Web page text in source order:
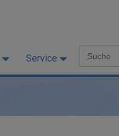
Service
Search
for: